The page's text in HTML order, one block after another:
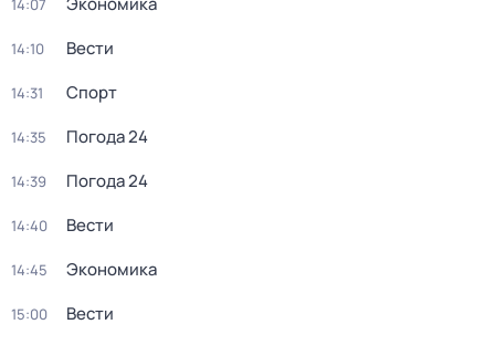
14:07
14:10 Вести
14:31 Спорт
14:35 Погода 24
14:39 Погода 24
14:40 Вести
14:45 Экономика
15:00 Вести